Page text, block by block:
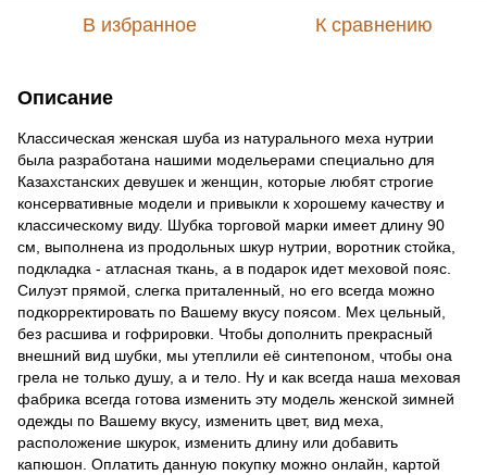
В избранное К сравнению
Описание
Классическая женская шуба из натурального меха нутрии
была разработана нашими модельерами специально для
Казахстанских девушек и женщин, которые любят строгие
консервативные модели и привыкли к хорошему качеству и
классическому виду. Шубка торговой марки имеет длину 90
см, выполнена из продольных шкур нутрии, воротник стойка,
подкладка - атласная ткань, а в подарок идет меховой пояс.
Силуэт прямой, слегка приталенный, но его всегда можно
подкорректировать по Вашему вкусу поясом. Мех цельный,
без расшива и гофрировки. Чтобы дополнить прекрасный
внешний вид шубки, мы утеплили её синтепоном, чтобы она
грела не только душу, а и тело. Ну и как всегда наша меховая
фабрика всегда готова изменить эту модель женской зимней
одежды по Вашему вкусу, изменить цвет, вид меха,
расположение шкурок, изменить длину или добавить
капюшон. Оплатить данную покупку можно онлайн, картой